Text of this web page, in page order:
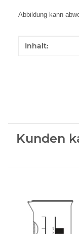
Abbildung kann
Wert
Inhalt:
Kunden